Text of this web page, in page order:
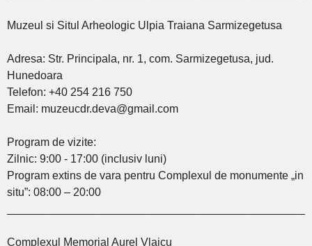
Muzeul si Situl Arheologic Ulpia Traiana Sarmizegetusa
Adresa: Str. Principala, nr. 1, com. Sarmizegetusa, jud.
Hunedoara
Telefon: +40 254 216 750
Email: muzeucdr.deva@gmail.com
Program de vizite:
Zilnic: 9:00 - 17:00 (inclusiv luni)
Program extins de vara pentru Complexul de monumente „in
situ”: 08:00 – 20:00
Complexul Memorial Aurel Vlaicu